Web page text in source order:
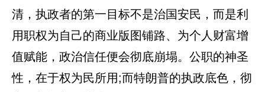
清，执政者的第一目标不是治国安民，而是利
用职权为自己的商业版图铺路、为个人财富增
值赋能，政治信任便会彻底崩塌。公职的神圣
性，在于权为民所用;而特朗普的执政底色，彻